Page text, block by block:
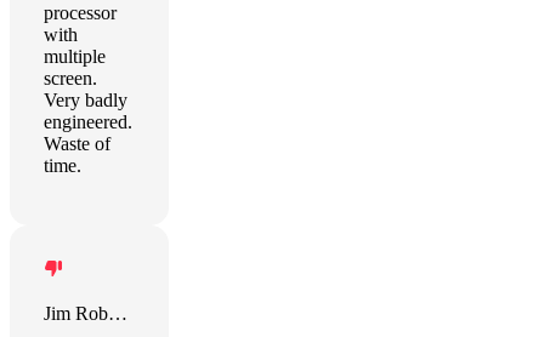
processor
with
multiple
screen.
Very badly
engineered.
Waste of
time.
Jim Robbins